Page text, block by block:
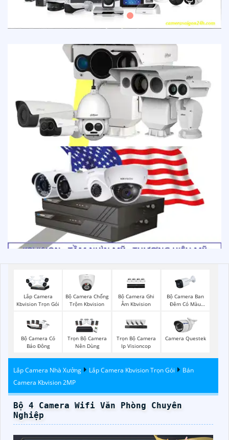
Lắp Camera
Kbvision Trọn Gói
Bộ Camera Chống
Trộm Kbvision
Bộ Camera Ghi
Âm Kbvision
Bộ Camera Ban
Đêm Có Màu
Bộ Camera Có
Báo Đông
Trọn Bộ Camera
Nên Dùng
Trọn Bộ Camera
Ip Visioncop
Camera Questek
Lắp Camera Nhà Xưởng Lắp Camera Kbvision Trọn Gói
Bán
Camera Kbvision 2MP
Bộ 4 Camera Wifi Văn Phòng Chuyên
Nghiệp